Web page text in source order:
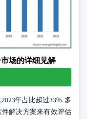
场的详细见解
年占比超过33%. 多
解决方案来有效评估